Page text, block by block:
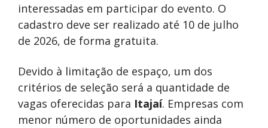
interessadas em participar do evento. O
cadastro deve ser realizado até 10 de julho
de 2026, de forma gratuita.
Devido à limitação de espaço, um dos
critérios de seleção será a quantidade de
vagas oferecidas para Itajaí. Empresas com
menor número de oportunidades ainda